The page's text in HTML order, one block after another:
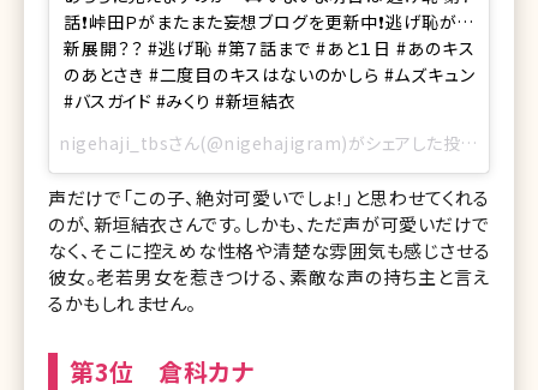
話❗峠田Ｐがまたまた妄想ブログを更新中❗逃げ恥が…
新展開？？ #逃げ恥 #第７話まで #あと１日 #あのキス
のあとさき #二度目のキスはないのかしら #ムズキュン
#バスガイド #みくり #新垣結衣
nigehaji_tbsさん(@nigehajigram)がシェアした投稿 –
声だけで「この子、絶対可愛いでしょ!」と思わせてくれる
のが、新垣結衣さんです。しかも、ただ声が可愛いだけで
なく、そこに控えめな性格や清楚な雰囲気も感じさせる
彼女。老若男女を惹きつける、素敵な声の持ち主と言え
るかもしれません。
第3位 倉科カナ